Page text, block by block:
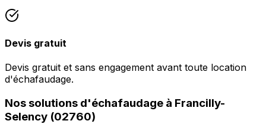
Devis gratuit
Devis gratuit et sans engagement avant toute location
d'échafaudage.
Nos solutions d'échafaudage à Francilly-
Selency (02760)